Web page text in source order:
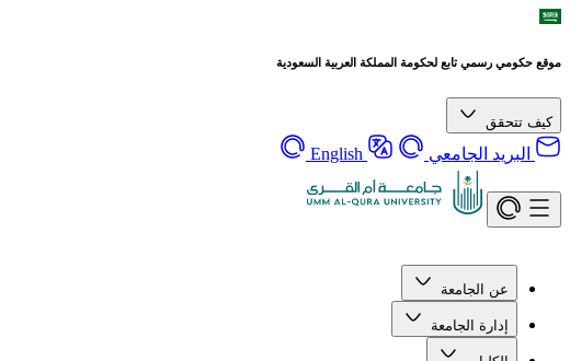
موقع حكومي رسمي تابع لحكومة المملكة العربية السعودية
كيف تتحقق
البريد الجامعي English
عن الجامعة
إدارة الجامعة